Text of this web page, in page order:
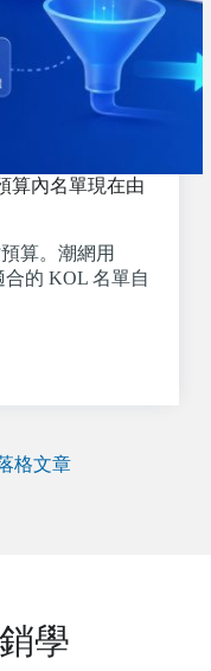
算內名單現在由
算。潮網用
合的 KOL 名單自
格文章
學